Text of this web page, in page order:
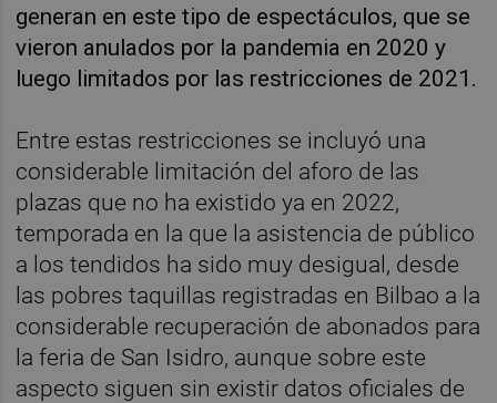
generan en este tipo de espectáculos, que se
vieron anulados por la pandemia en 2020 y
luego limitados por las restricciones de 2021.
Entre estas restricciones se incluyó una
considerable limitación del aforo de las
plazas que no ha existido ya en 2022,
temporada en la que la asistencia de público
a los tendidos ha sido muy desigual, desde
las pobres taquillas registradas en Bilbao a la
considerable recuperación de abonados para
la feria de San Isidro, aunque sobre este
aspecto siguen sin existir datos oficiales de